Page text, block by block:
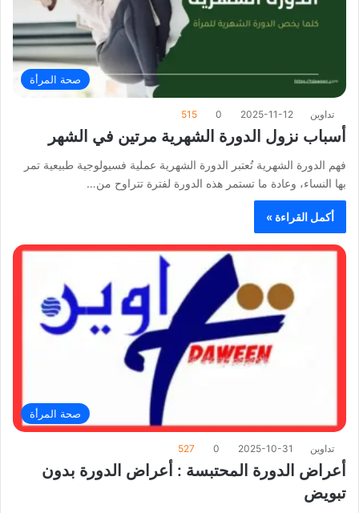
صحة المرأة
تداوين 2025-11-12
0
515
أسباب نزول الدورة الشهرية مرتين في الشهر
فهم الدورة الشهرية تُعتبر الدورة الشهرية عملية فسيولوجية طبيعية تمر
بها النساء، وعادة ما تستمر هذه الدورة لفترة تتراوح من…
أكمل القراءة »
صحة المرأة
تداوين 2025-10-31
0
527
أعراض الدورة المحتبسة : أعراض الدورة بدون
تبويض